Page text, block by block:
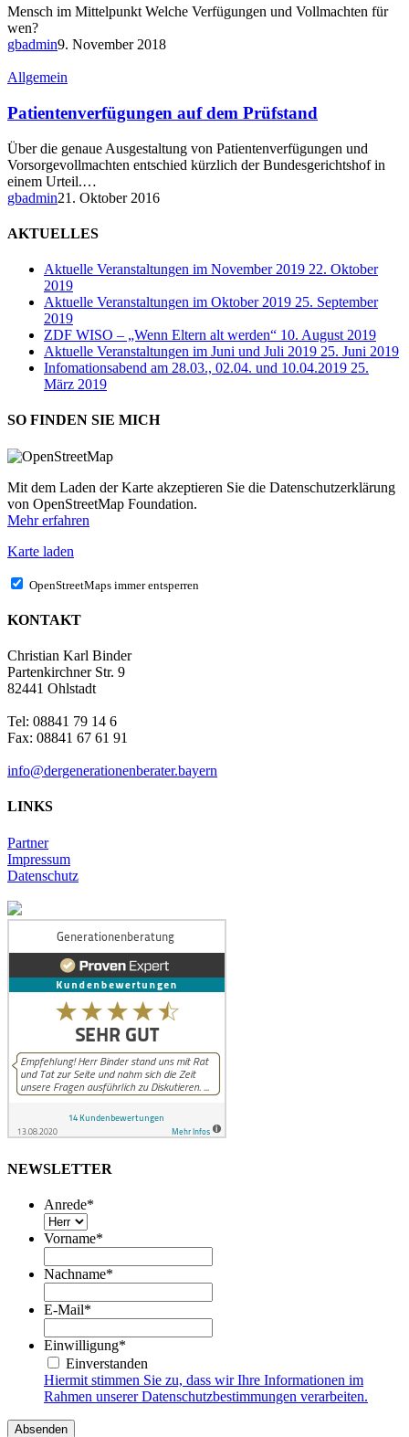
20.11.2018
Mensch im Mittelpunkt Welche Verfügungen und Vollmachten für
wen?
gbadmin9. November 2018
Patientenverfügungen
dem
Prüfstand
Allgemein
Patientenverfügungen auf dem Prüfstand
Über die genaue Ausgestaltung von Patientenverfügungen und
Vorsorgevollmachten entschied kürzlich der Bundesgerichtshof in
einem Urteil.…
gbadmin21. Oktober 2016
AKTUELLES
Aktuelle Veranstaltungen im November 2019 22. Oktober
2019
Aktuelle Veranstaltungen im Oktober 2019 25. September
2019
ZDF WISO – „Wenn Eltern alt werden“ 10. August 2019
Aktuelle Veranstaltungen im Juni und Juli 2019 25. Juni 2019
Infomationsabend am 28.03., 02.04. und 10.04.2019 25.
März 2019
SO FINDEN SIE MICH
Mit dem Laden der Karte akzeptieren Sie die Datenschutzerklärung
von OpenStreetMap Foundation.
Mehr erfahren
Karte laden
OpenStreetMaps immer entsperren
KONTAKT
Christian Karl Binder
Partenkirchner Str. 9
82441 Ohlstadt
Tel: 08841 79 14 6
Fax: 08841 67 61 91
info@dergenerationenberater.bayern
LINKS
Partner
Impressum
Datenschutz
NEWSLETTER
Anrede*
Vorname*
Nachname*
E-Mail*
Einwilligung*
Einverstanden
Hiermit stimmen Sie zu, dass wir Ihre Informationen im
Rahmen unserer Datenschutzbestimmungen verarbeiten.